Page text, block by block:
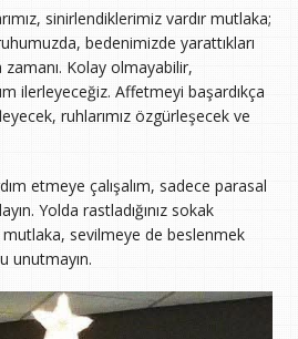
sinirlendiklerimiz vardır mutlaka;
bedenimizde yarattıkları
zamanı. Kolay olmayabilir,
ilerleyeceğiz. Affetmeyi başardıkça
ruhlarımız özgürleşecek ve
etmeye çalışalım, sadece parasal
Yolda rastladığınız sokak
mutlaka, sevilmeye de beslenmek
unutmayın.